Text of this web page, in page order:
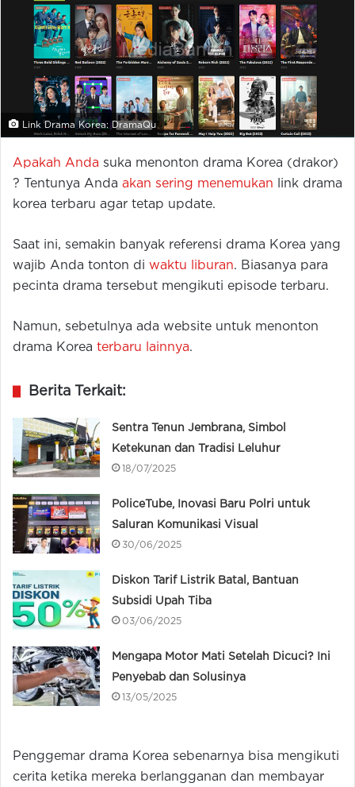
Link Drama Korea: DramaQu
Apakah Anda suka menonton drama Korea (drakor)
? Tentunya Anda akan sering menemukan link drama
korea terbaru agar tetap update.
Saat ini, semakin banyak referensi drama Korea yang
wajib Anda tonton di waktu liburan. Biasanya para
pecinta drama tersebut mengikuti episode terbaru.
Namun, sebetulnya ada website untuk menonton
drama Korea terbaru lainnya.
Berita Terkait:
Sentra Tenun Jembrana, Simbol
Ketekunan dan Tradisi Leluhur
18/07/2025
PoliceTube, Inovasi Baru Polri untuk
Saluran Komunikasi Visual
30/06/2025
Diskon Tarif Listrik Batal, Bantuan
Subsidi Upah Tiba
03/06/2025
Mengapa Motor Mati Setelah Dicuci? Ini
Penyebab dan Solusinya
13/05/2025
Penggemar drama Korea sebenarnya bisa mengikuti
cerita ketika mereka berlangganan dan membayar